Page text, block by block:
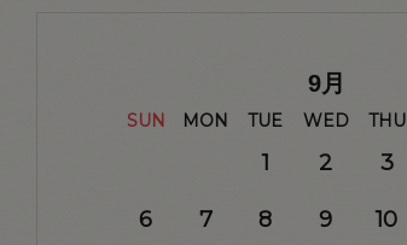
9月
SUN MON TUE WED THU
1 2 3
6 7 8 9 10